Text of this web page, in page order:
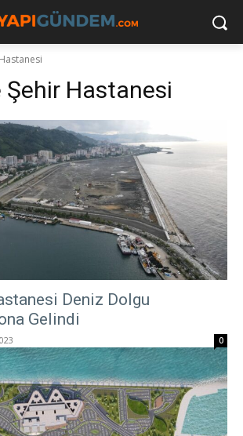
Şehir Hastanesi
Deniz Dolgu
Gelindi
0